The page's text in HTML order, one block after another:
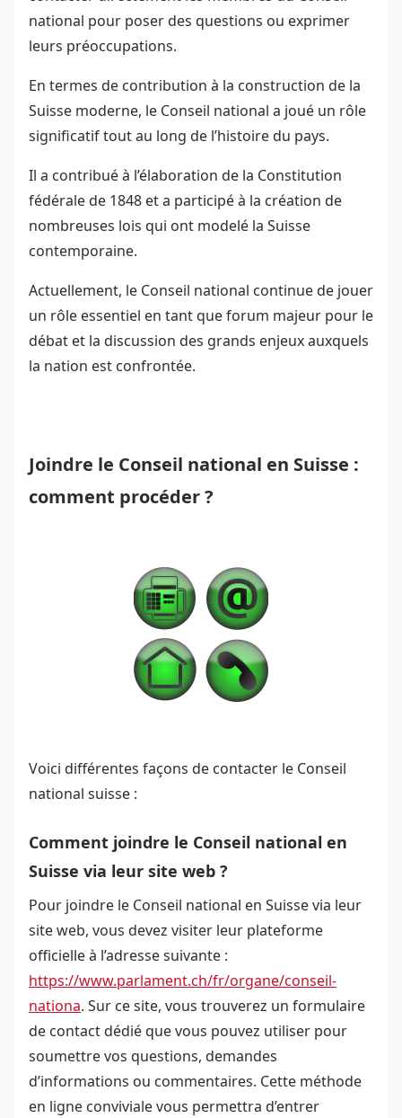
national pour poser des questions ou exprimer
leurs préoccupations.
En termes de contribution à la construction de la
Suisse moderne, le Conseil national a joué un rôle
significatif tout au long de l’histoire du pays.
Il a contribué à l’élaboration de la Constitution
fédérale de 1848 et a participé à la création de
nombreuses lois qui ont modelé la Suisse
contemporaine.
Actuellement, le Conseil national continue de jouer
un rôle essentiel en tant que forum majeur pour le
débat et la discussion des grands enjeux auxquels
la nation est confrontée.
Joindre le Conseil national en Suisse :
comment procéder ?
Voici différentes façons de contacter le Conseil
national suisse :
Comment joindre le Conseil national en
Suisse via leur site web ?
Pour joindre le Conseil national en Suisse via leur
site web, vous devez visiter leur plateforme
officielle à l’adresse suivante :
https://www.parlament.ch/fr/organe/conseil-
nationa. Sur ce site, vous trouverez un formulaire
de contact dédié que vous pouvez utiliser pour
soumettre vos questions, demandes
d’informations ou commentaires. Cette méthode
en ligne conviviale vous permettra d’entrer